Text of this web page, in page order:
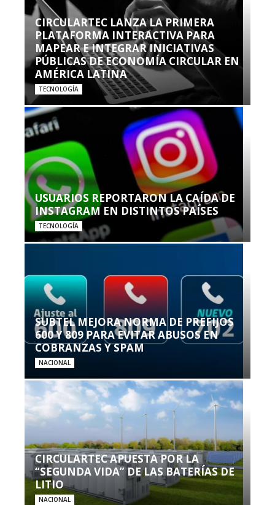
CIRCULARTEC LANZA LA PRIMERA
PLATAFORMA INTERACTIVA PARA
MAPEAR E INTEGRAR INICIATIVAS
PÚBLICAS DE ECONOMÍA CIRCULAR EN
AMÉRICA LATINA
TECNOLOGÍA
USUARIOS REPORTARON LA CAÍDA DE
INSTAGRAM EN DISTINTOS PAÍSES
TECNOLOGÍA
SUBTEL MEJORA NORMA DE PREFIJOS
600 Y 809 PARA EVITAR ABUSOS EN
COBRANZAS Y SPAM
NACIONAL
CIRCULARTEC APUESTA POR LA
“SEGUNDA VIDA” DE LAS BATERÍAS DE
LITIO
NACIONAL